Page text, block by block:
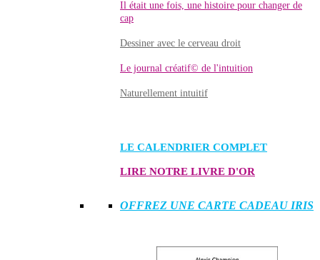
Il était une fois, une histoire pour changer de
cap
Dessiner avec le cerveau droit
Le journal créatif© de l'intuition
Naturellement intuitif
LE CALENDRIER COMPLET
LIRE NOTRE LIVRE D'OR
OFFREZ UNE CARTE CADEAU IRIS